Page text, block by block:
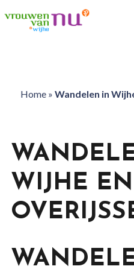
Home» Wandelen in
WIJHE EN